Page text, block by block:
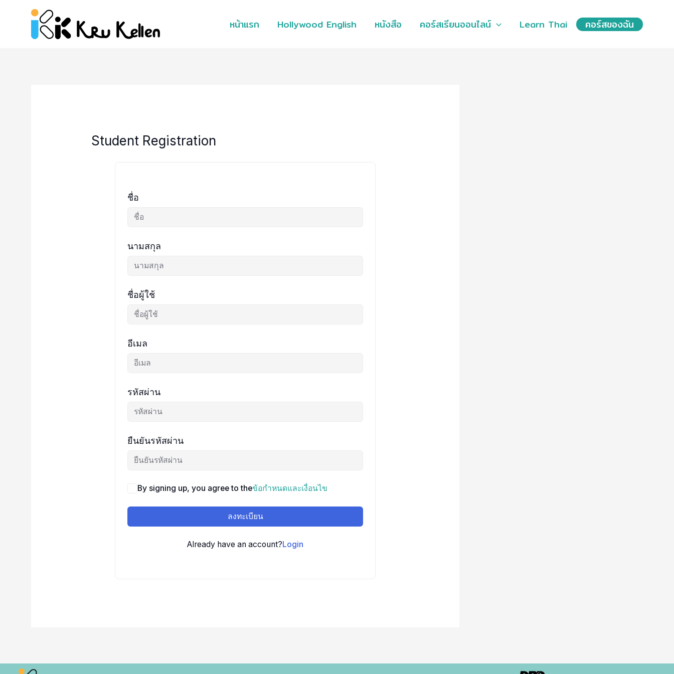
หน้าแรก Hollywood English หนังสือ คอร์สเรียนออนไลน์ Learn Thai คอร์สของฉัน
Student Registration
ชื่อ
นามสกุล
ชื่อผู้ใช้
อีเมล
รหัสผ่าน
ยืนยันรหัสผ่าน
By signing up, you agree to theข้อกำหนดและเงื่อนไข
ลงทะเบียน
Already have an account?Login